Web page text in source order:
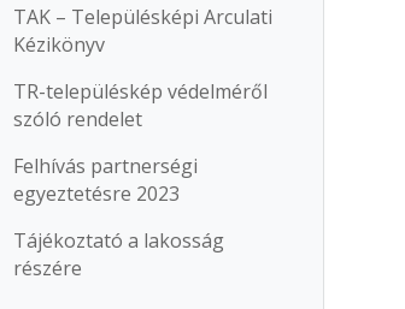
TAK – Településképi Arculati
Kézikönyv
TR-településkép védelméről
szóló rendelet
Felhívás partnerségi
egyeztetésre 2023
Tájékoztató a lakosság
részére